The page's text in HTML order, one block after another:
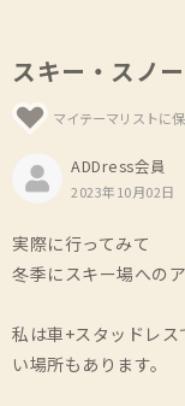
スキー・スノ
マイテーマリストに
ADDress会員
2023年10月02日
実際に行ってみて
冬季にスキー場への
私は車+スタッドレ
い場所もあります。